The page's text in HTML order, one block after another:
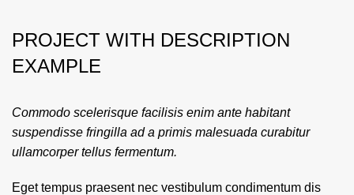
PROJECT WITH DESCRIPTION
EXAMPLE
Commodo scelerisque facilisis enim ante habitant
suspendisse fringilla ad a primis malesuada curabitur
ullamcorper tellus fermentum.
Eget tempus praesent nec vestibulum condimentum dis